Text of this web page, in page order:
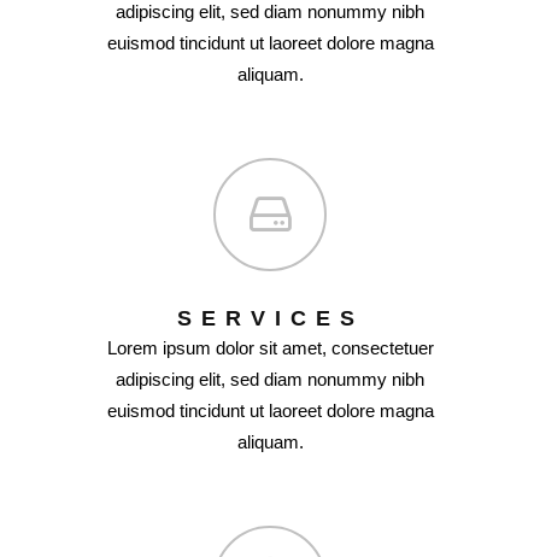
adipiscing elit, sed diam nonummy nibh
euismod tincidunt ut laoreet dolore magna
aliquam.
SERVICES
Lorem ipsum dolor sit amet, consectetuer
adipiscing elit, sed diam nonummy nibh
euismod tincidunt ut laoreet dolore magna
aliquam.